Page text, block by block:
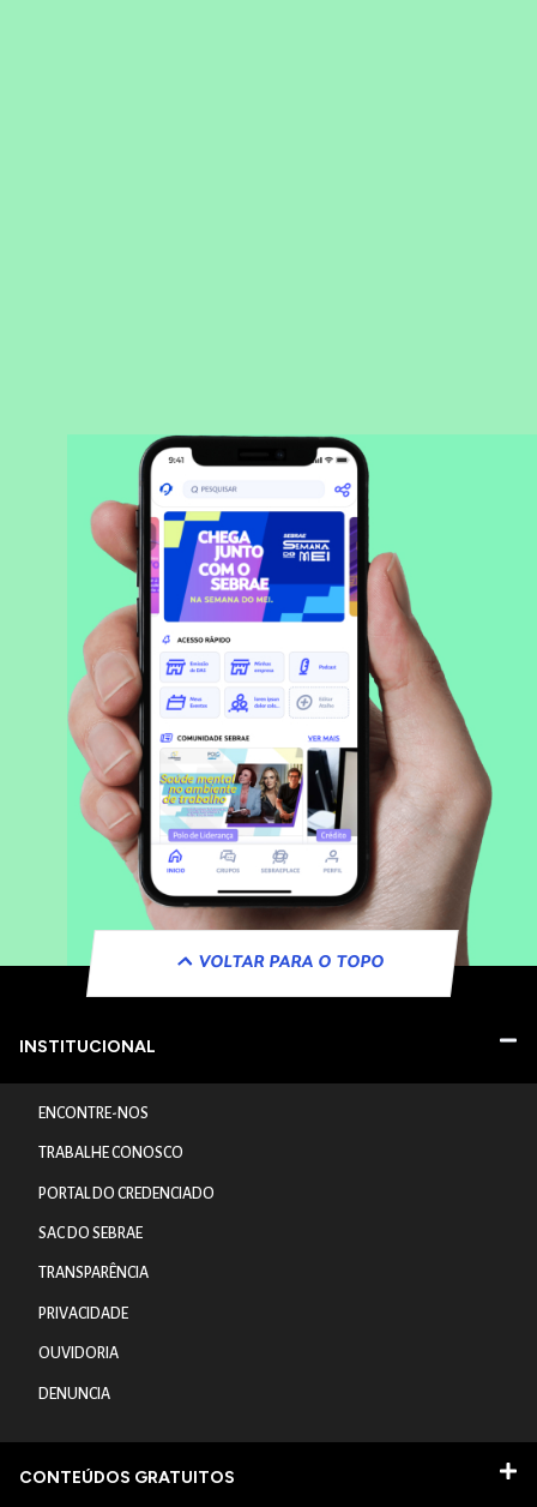
VOLTAR PARA O TOPO
INSTITUCIONAL
ENCONTRE-NOS
TRABALHE CONOSCO
PORTAL DO CREDENCIADO
SAC DO SEBRAE
TRANSPARÊNCIA
PRIVACIDADE
OUVIDORIA
DENUNCIA
CONTEÚDOS GRATUITOS